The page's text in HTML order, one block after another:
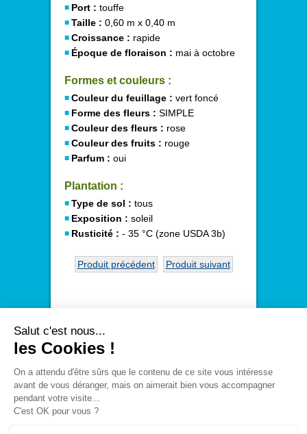
Port : touffe
Taille : 0,60 m x 0,40 m
Croissance : rapide
Époque de floraison : mai à octobre
Formes et couleurs :
Couleur du feuillage : vert foncé
Forme des fleurs : SIMPLE
Couleur des fleurs : rose
Couleur des fruits : rouge
Parfum : oui
Plantation :
Type de sol : tous
Exposition : soleil
Rusticité : - 35 °C (zone USDA 3b)
Produit précédent Produit suivant
Le
Disponible
Entreprise Actualités
du site
André Briant Jeunes Plants